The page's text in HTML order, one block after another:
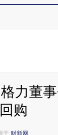
力董
购
于 财新网